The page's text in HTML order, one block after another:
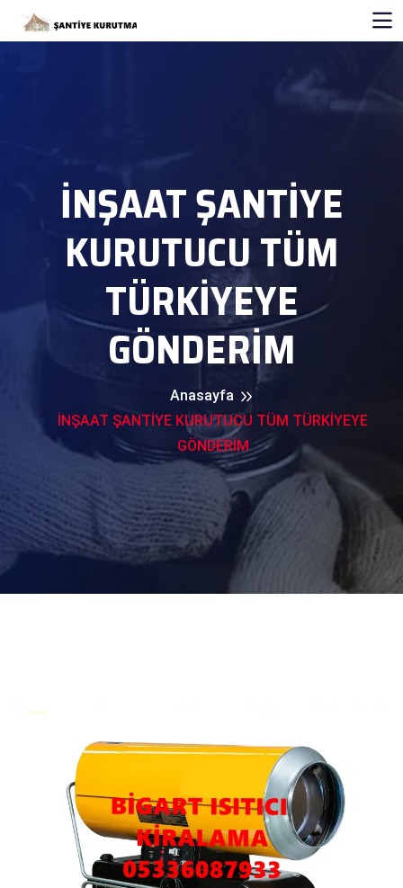
İNŞAAT ŞANTİYE
KURUTUCU TÜM
TÜRKİYEYE
GÖNDERİM
Anasayfa
İNŞAAT ŞANTİYE KURUTUCU TÜM TÜRKİYEYE
GÖNDERİM